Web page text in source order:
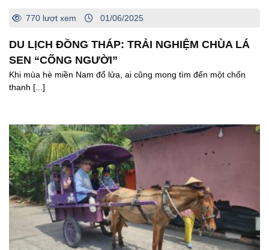
770 lượt xem 01/06/2025
DU LỊCH ĐỒNG THÁP: TRẢI NGHIỆM CHÙA LÁ
SEN “CÕNG NGƯỜI”
Khi mùa hè miền Nam đổ lửa, ai cũng mong tìm đến một chốn
thanh [...]